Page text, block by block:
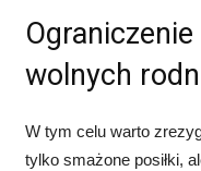
wolnych
W tym celu warto
tylko smażone posiłki,